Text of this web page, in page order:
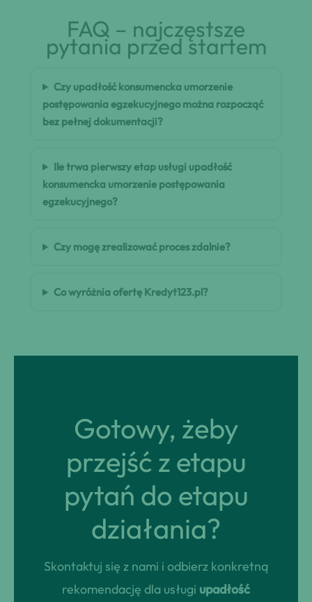
FAQ – najczęstsze
pytania przed startem
Czy upadłość konsumencka umorzenie
postępowania egzekucyjnego można rozpocząć
bez pełnej dokumentacji?
Ile trwa pierwszy etap usługi upadłość
konsumencka umorzenie postępowania
egzekucyjnego?
Czy mogę zrealizować proces zdalnie?
Co wyróżnia ofertę Kredyt123.pl?
Gotowy, żeby
przejść z etapu
pytań do etapu
działania?
Skontaktuj się z nami i odbierz konkretną
rekomendację dla usługi upadłość